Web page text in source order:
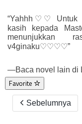
“Yahhh♡♡ Untuk
kasih kepada
menunjukkan
v4ginaku♡♡♡♡”
—Baca novel lain di
Favorite
Sebelumnya